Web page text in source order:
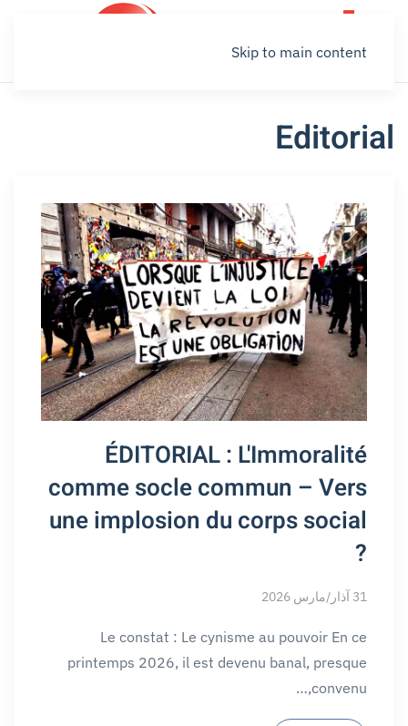
Skip to main content
Editorial
ÉDITORIAL : L'Immoralité
comme socle commun – Vers
une implosion du corps social
?
31 آذار/مارس 2026
Le constat : Le cynisme au pouvoir En ce
printemps 2026, il est devenu banal, presque
convenu,…